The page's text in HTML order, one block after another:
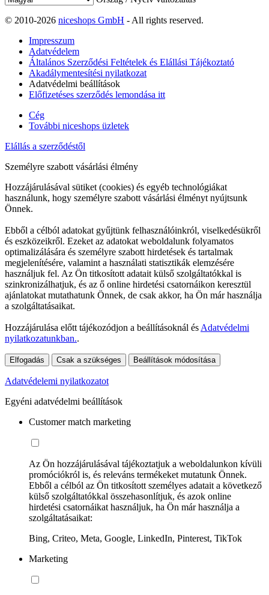
© 2010-2026 niceshops GmbH - All rights reserved.
Impresszum
Adatvédelem
Általános Szerződési Feltételek és Elállási Tájékoztató
Akadálymentesítési nyilatkozat
Adatvédelmi beállítások
Előfizetéses szerződés lemondása itt
Cég
További niceshops üzletek
Elállás a szerződéstől
Személyre szabott vásárlási élmény
Hozzájárulásával sütiket (cookies) és egyéb technológiákat
használunk, hogy személyre szabott vásárlási élményt nyújtsunk
Önnek.
Ebből a célból adatokat gyűjtünk felhasználóinkról, viselkedésükről
és eszközeikről. Ezeket az adatokat weboldalunk folyamatos
optimalizálására és személyre szabott hirdetések és tartalmak
megjelenítésére, valamint a használati statisztikák elemzésére
használjuk fel. Az Ön titkosított adatait külső szolgáltatókkal is
szinkronizálhatjuk, és az ő online hirdetési csatornáikon keresztül
ajánlatokat mutathatunk Önnek, de csak akkor, ha Ön már használja
a szolgáltatásaikat.
Hozzájárulása előtt tájékozódjon a beállításoknál és Adatvédelmi
nyilatkozatunkban..
Elfogadás Csak a szükséges Beállítások módosítása
Adatvédelemi nyilatkozatot
Egyéni adatvédelmi beállítások
Customer match marketing
Az Ön hozzájárulásával tájékoztatjuk a weboldalunkon kívüli
promóciókról is, és releváns termékeket mutatunk Önnek.
Ebből a célból az Ön titkosított személyes adatait a következő
külső szolgáltatókkal összehasonlítjuk, és azok online
hirdetési csatornáikat használjuk, ha Ön már használja a
szolgáltatásaikat:
Bing, Criteo, Meta, Google, LinkedIn, Pinterest, TikTok
Marketing